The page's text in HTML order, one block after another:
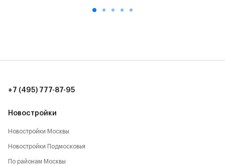
Новостройки
Новостройки Москвы
Новостройки Подмосковья
По районам Москвы
+7 (495) 777-87-95